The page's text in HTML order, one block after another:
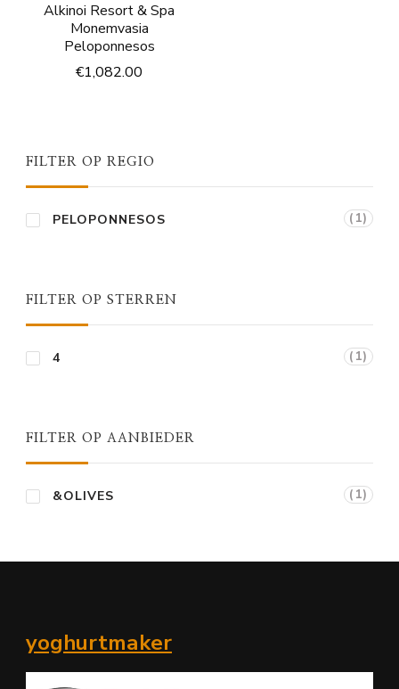
Alkinoi Resort & Spa
Monemvasia
Peloponnesos
€1,082.00
FILTER OP REGIO
PELOPONNESOS (1)
FILTER OP STERREN
4 (1)
FILTER OP AANBIEDER
&OLIVES (1)
yoghurtmaker